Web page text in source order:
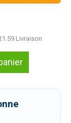
Livraison